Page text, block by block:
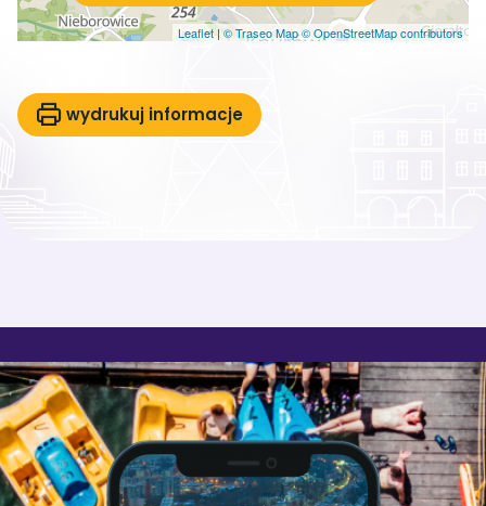
Leaflet|© Traseo Map© OpenStreetMap contributors
wydrukuj informacje